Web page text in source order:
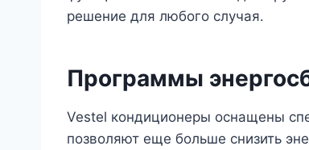
решение для любого случая․
Программы
Vestel кондиционеры оснащены
позволяют еще больше снизить